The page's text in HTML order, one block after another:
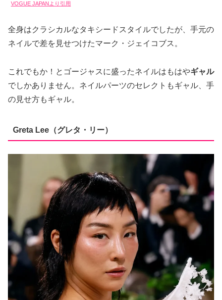
VOGUE JAPANより引用
全身はクラシカルなタキシードスタイルでしたが、手元の
ネイルで差を見せつけたマーク・ジェイコブス。
これでもか！とゴージャスに盛ったネイルはもはやギャル
でしかありません。ネイルパーツのセレクトもギャル、手
の見せ方もギャル。
Greta Lee（グレタ・リー）